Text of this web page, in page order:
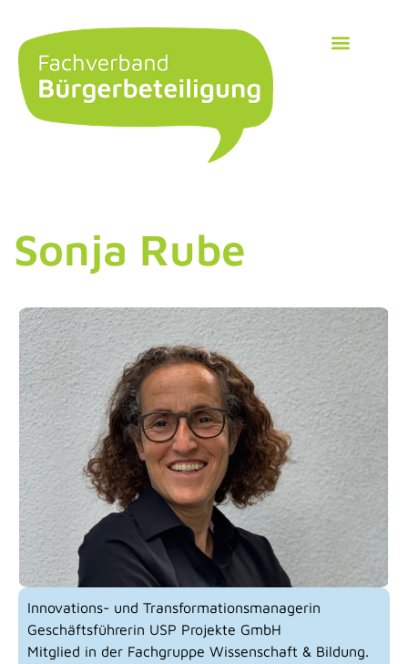
Sonja Rube
Innovations- und Transformationsmanagerin
Geschäftsführerin USP Projekte GmbH
Mitglied in der Fachgruppe Wissenschaft & Bildung.